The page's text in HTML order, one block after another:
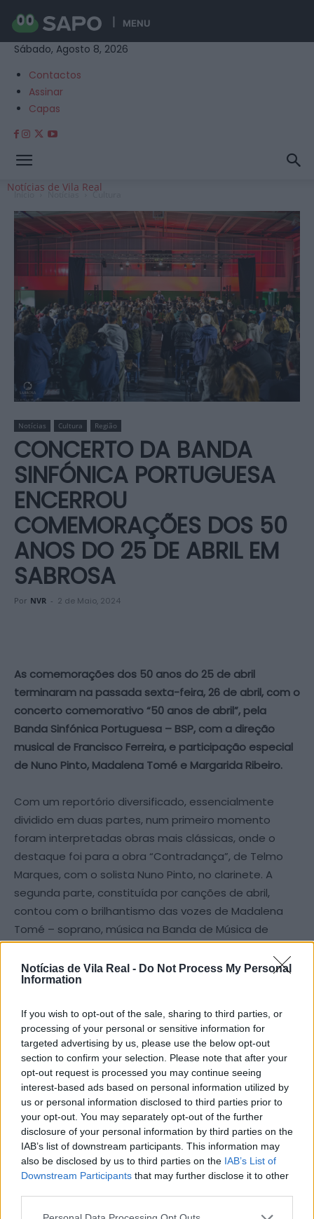
Notícias de Vila Real - Do Not Process My Personal
Information
If you wish to opt-out of the sale, sharing to third parties, or
processing of your personal or sensitive information for
targeted advertising by us, please use the below opt-out
section to confirm your selection. Please note that after your
opt-out request is processed you may continue seeing
interest-based ads based on personal information utilized by
us or personal information disclosed to third parties prior to
your opt-out. You may separately opt-out of the further
disclosure of your personal information by third parties on the
IAB’s list of downstream participants. This information may
also be disclosed by us to third parties on the IAB’s List of
Downstream Participants that may further disclose it to other
MENU
Sábado, Agosto 8, 2026
Contactos
Assinar
Capas
Notícias de Vila Real
Início Notícias Cultura
Notícias Cultura Região
CONCERTO DA BANDA
SINFÓNICA PORTUGUESA
ENCERROU
COMEMORAÇÕES DOS 50
ANOS DO 25 DE ABRIL EM
SABROSA
Por NVR - 2 de Maio, 2024
As comemorações dos 50 anos do 25 de abril
terminaram na passada sexta-feira, 26 de abril, com o
concerto comemorativo “50 anos de abril”, pela
Banda Sinfónica Portuguesa – BSP, com a direção
musical de Francisco Ferreira, e participação especial
de Nuno Pinto, Madalena Tomé e Margarida Ribeiro.
Com um reportório diversificado, essencialmente
dividido em duas partes, num primeiro momento
foram interpretadas obras mais clássicas, onde o
destaque foi para a obra “Contradança”, de Telmo
Marques, com o solista Nuno Pinto, no clarinete. A
segunda parte, constituída por canções de abril,
contou com o brilhantismo das vozes de Madalena
Tomé – soprano, música na Banda de Música de
Sabrosa, e Margarida Ribeiro – mezzosoprano, natural
do nosso concelho e também ela música da Banda
de Música de Sabrosa, que cantaram músicas
“Amor a Portugal”, entre outras.
A Presidente da Câmara Municipal de Sabrosa, Helena
Lapa, fez questão de salientar a qualidade do
momento, agradecendo a presença das muitas
pessoas que assistiram ao concerto, terminando
assim “com chave de ouro estas comemorações dos
50 anos do 25 de abril, com a BSP, que nos
proporcionou uma maravilhosa interpretação,
querendo salientar a participação da Margarida